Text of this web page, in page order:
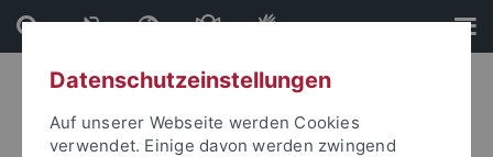
Direkt
zum
Inhalt
Direkt
zur
Fußleiste
Datenschutzeinstellungen
Auf unserer Webseite werden Cookies
verwendet. Einige davon werden zwingend